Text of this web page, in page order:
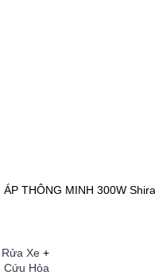
Xe +
Cứu Hỏa
THÔNG MINH 300W